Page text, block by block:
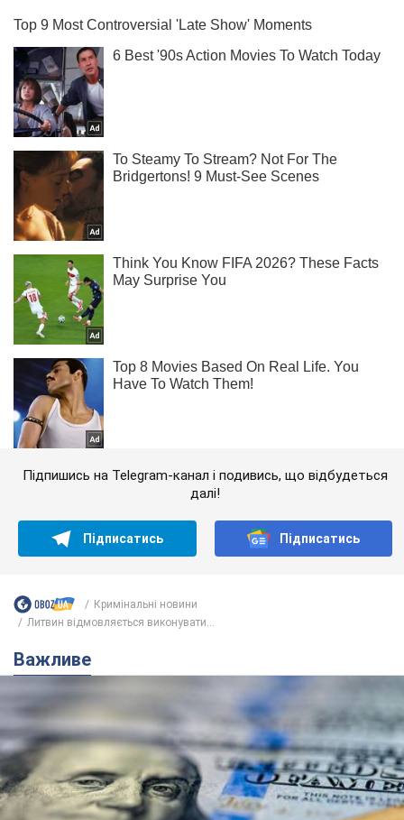
Підпишись на Telegram-канал і подивись, що відбудеться
далі!
Підписатись Підписатись
Кримінальні новини
Литвин відмовляється виконувати...
Важливе